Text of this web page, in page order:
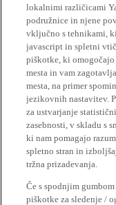
lokalnimi različicami
podružnice in njene
vključno s tehnikami,
javascript in spletni
piškotke, ki omogočajo
mesta in vam
mesta, na primer
jezikovnih nastavitev.
za ustvarjanje
zasebnosti, v skladu s
ki nam pomagajo
spletno stran in
tržna prizadevanja.
Če s spodnjim
piškotke za sledenje /